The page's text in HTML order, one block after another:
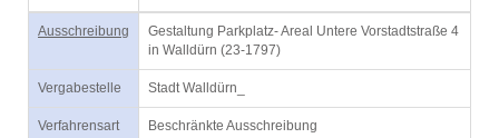
Ausschreibung
Gestaltung Parkplatz- Areal Untere Vorstadtstraße 4
in Walldürn (23-1797)
Vergabestelle Stadt Walldürn_
Verfahrensart Beschränkte Ausschreibung